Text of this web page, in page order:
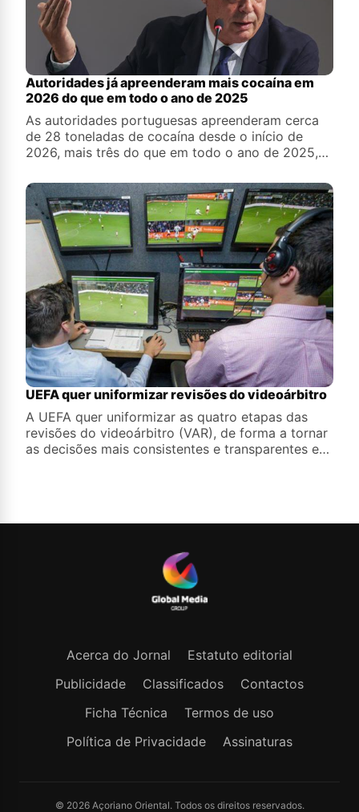
Autoridades já apreenderam mais cocaína em
2026 do que em todo o ano de 2025
As autoridades portuguesas apreenderam cerca
de 28 toneladas de cocaína desde o início de
2026, mais três do que em todo o ano de 2025,
UEFA quer uniformizar revisões do videoárbitro
A UEFA quer uniformizar as quatro etapas das
revisões do videoárbitro (VAR), de forma a tornar
as decisões mais consistentes e transparentes em
Acerca do Jornal
Estatuto editorial
Publicidade
Classificados
Contactos
Ficha Técnica
Termos de uso
Política de Privacidade
Assinaturas
© 2026 Açoriano Oriental. Todos os direitos reservados.